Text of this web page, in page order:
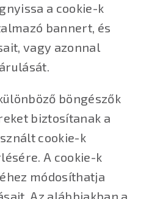
a cookie-k
bannert, és
vagy azonnal
böngészők
biztosítanak a
cookie-k
A cookie-k
módosíthatja